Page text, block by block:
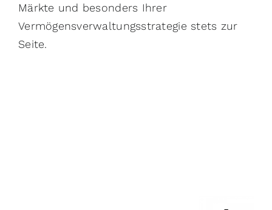
Märkte und besonders Ihrer
Vermögensverwaltungsstrategie stets zur
Seite.